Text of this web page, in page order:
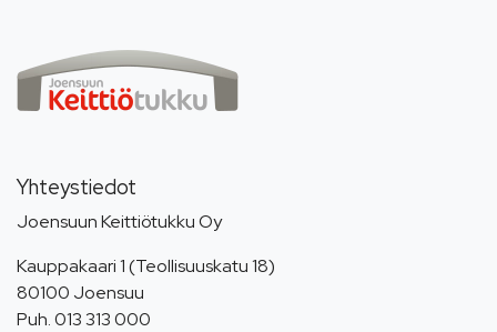
Yhteystiedot
Joensuun Keittiötukku Oy
Kauppakaari 1 (Teollisuuskatu 18)
80100 Joensuu
Puh.013 313 000